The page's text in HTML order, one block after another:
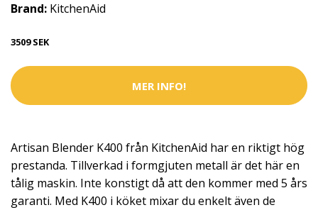
Brand: KitchenAid
3509 SEK
MER INFO!
Artisan Blender K400 från KitchenAid har en riktigt hög
prestanda. Tillverkad i formgjuten metall är det här en
tålig maskin. Inte konstigt då att den kommer med 5 års
garanti. Med K400 i köket mixar du enkelt även de